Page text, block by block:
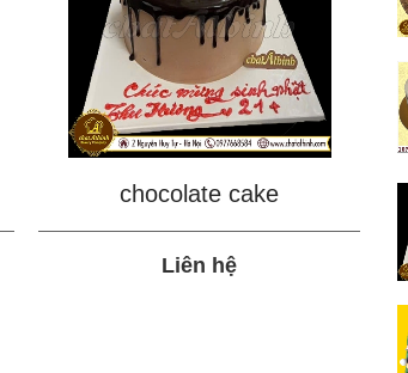
chocolate cake
Liên hệ